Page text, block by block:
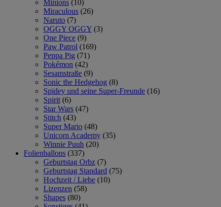
Minions (10)
Miraculous (26)
Naruto (7)
OGGY OGGY (3)
One Piece (9)
Paw Patrol (169)
Peppa Pig (71)
Pokémon (42)
Sesamstraße (9)
Sonic the Hedgehog (8)
Spidey und seine Super-Freunde (16)
Spirit (6)
Star Wars (47)
Stitch (43)
Super Mario (48)
Unicorn Academy (35)
Winnie Puuh (20)
Folienballons (337)
Geburtstag Orbz (7)
Geburtstag Standard (75)
Hochzeit / Liebe (10)
Lizenzen (58)
Shapes (80)